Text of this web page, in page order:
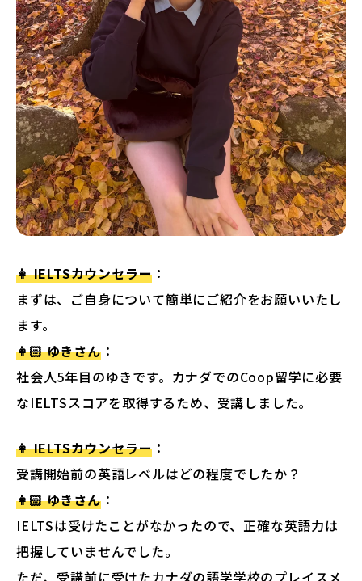
👩 IELTSカウンセラー ：
まずは、ご自身について簡単にご紹介をお願いいたし
ます。
👩🏻 ゆきさん：
社会人5年目のゆきです。カナダでのCoop留学に必要
なIELTSスコアを取得するため、受講しました。
👩 IELTSカウンセラー ：
受講開始前の英語レベルはどの程度でしたか？
👩🏻 ゆきさん：
IELTSは受けたことがなかったので、正確な英語力は
把握していませんでした。
ただ、受講前に受けたカナダの語学学校のプレイスメ